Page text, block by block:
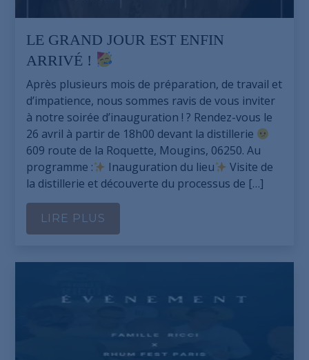
LE GRAND JOUR EST ENFIN
ARRIVÉ !
Après plusieurs mois de préparation, de travail et
d’impatience, nous sommes ravis de vous inviter
à notre soirée d’inauguration ! ? Rendez-vous le
26 avril à partir de 18h00 devant la distillerie
609 route de la Roquette, Mougins, 06250. Au
programme :
Inauguration du lieu
Visite de
la distillerie et découverte du processus de […]
LIRE PLUS